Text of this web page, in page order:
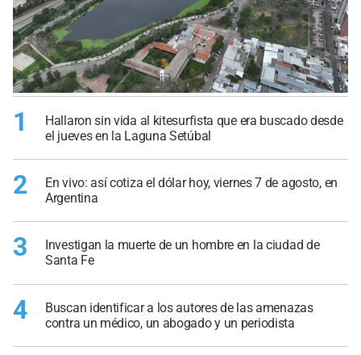
1
Hallaron sin vida al kitesurfista que era buscado desde
el jueves en la Laguna Setúbal
2
En vivo: así cotiza el dólar hoy, viernes 7 de agosto, en
Argentina
3
Investigan la muerte de un hombre en la ciudad de
Santa Fe
4
Buscan identificar a los autores de las amenazas
contra un médico, un abogado y un periodista